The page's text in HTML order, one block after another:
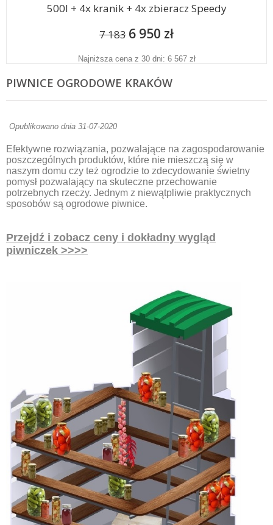
500l + 4x kranik + 4x zbieracz Speedy
7 183 6 950 zł
Najniższa cena z 30 dni: 6 567 zł
PIWNICE OGRODOWE KRAKÓW
Opublikowano dnia 31-07-2020
Efektywne rozwiązania, pozwalające na zagospodarowanie
poszczególnych produktów, które nie mieszczą się w
naszym domu czy też ogrodzie to zdecydowanie świetny
pomysł pozwalający na skuteczne przechowanie
potrzebnych rzeczy. Jednym z niewątpliwie praktycznych
sposobów są ogrodowe piwnice.
Przejdź i zobacz ceny i dokładny wygląd
piwniczek >>>>